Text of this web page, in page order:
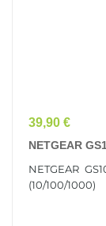
Prix
39,90 €
NETGEAR
NETGEAR
(10/100/1000)